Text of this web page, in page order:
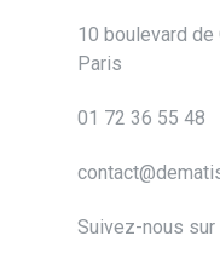
10 boulevard de
Paris
01 72 36 55 48
Suivez-nous sur